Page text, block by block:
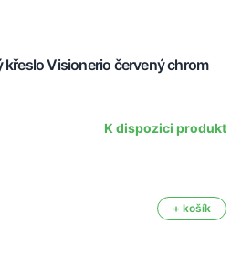
křeslo Visionerio červený chrom
K dispozici produkt
+ košík